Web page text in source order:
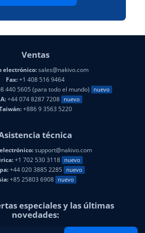
Ventas
electrónico:sales@nakivo.com
Fax:+1 408 516 9464
440 5605 (para todo el mundo) nuevo
+44 074 8287 7208 nuevo
+886 9 3563 5220
técnica
support@nakivo.com
+1 702 530 3118 nuevo
+44 020 3885 2285 nuevo
+85 25803 6908 nuevo
especiales y las últimas
novedades: